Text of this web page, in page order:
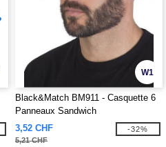
W1
Black&Match BM911 - Casquette 6
Panneaux Sandwich
3,52 CHF
5,21 CHF
-32%